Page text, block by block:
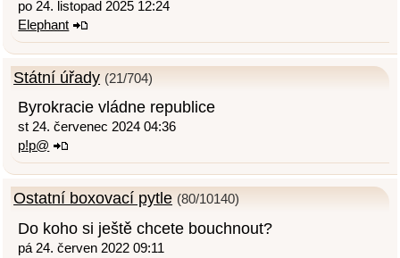
po 24. listopad 2025 12:24
Elephant
Státní úřady (21/704)
Byrokracie vládne republice
st 24. červenec 2024 04:36
p!p@
Ostatní boxovací pytle (80/10140)
Do koho si ještě chcete bouchnout?
pá 24. červen 2022 09:11